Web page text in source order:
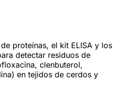
proteínas, el kit ELISA y los
detectar residuos de
clenbuterol,
en tejidos de cerdos y